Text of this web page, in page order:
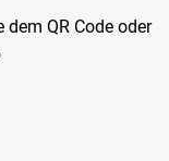
QR Code oder